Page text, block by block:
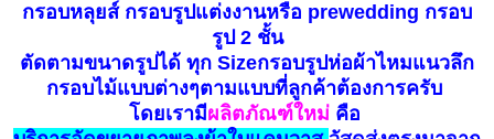
กรอบหลุยส์ กรอบรูปแต่งงานหรือ prewedding กรอบ
รูป 2 ชั้น
ตัดตามขนาดรูปได้ ทุก Sizeกรอบรูปห่อผ้าไหมแนวลึก
กรอบไม้แบบต่างๆตามแบบที่ลูกค้าต้องการครับ
โดยเรามีผลิตภัณฑ์ใหม่คือ